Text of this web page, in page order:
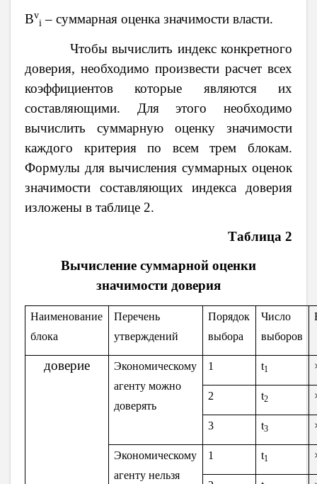
Bv
i – суммарная оценка значимости власти.
Чтобы вычислить индекс конкретного
доверия, необходимо произвести расчет всех
коэффициентов которые являются их
составляющими. Для этого необходимо
вычислить суммарную оценку значимости
каждого критерия по всем трем блокам.
Формулы для вычисления суммарных оценок
значимости составляющих индекса доверия
изложены в таблице 2.
Таблица 2
Вычисление суммарной оценки
значимости доверия
Наименование
блока
Перечень
утверждений
Порядок
выбора
Число
выборов
доверие
Экономическому
агенту можно
доверять
1 t1
2 t2
3 t3
Экономическому
агенту нельзя
1 t1